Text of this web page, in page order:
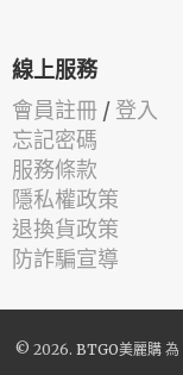
線上服務
會員註冊 / 登入
忘記密碼
服務條款
隱私權政策
退換貨政策
防詐騙宣導
© 2026. BTGO美麗購為